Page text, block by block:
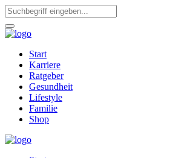
Start
Karriere
Ratgeber
Gesundheit
Lifestyle
Familie
Shop